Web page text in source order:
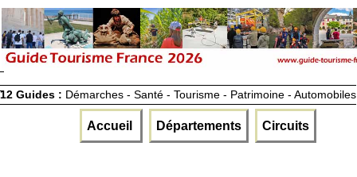
12 Guides : Démarches - Santé - Tourisme - Patrimoine - Automobiles
Accueil Départements Circuits